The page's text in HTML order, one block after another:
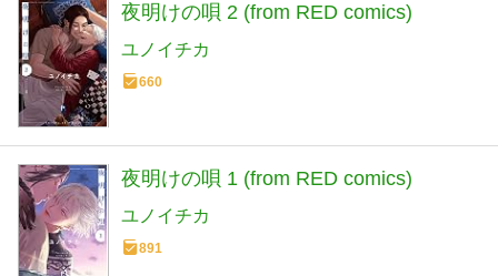
夜明けの唄 2 (from RED comics)
ユノイチカ
660
夜明けの唄 1 (from RED comics)
ユノイチカ
891